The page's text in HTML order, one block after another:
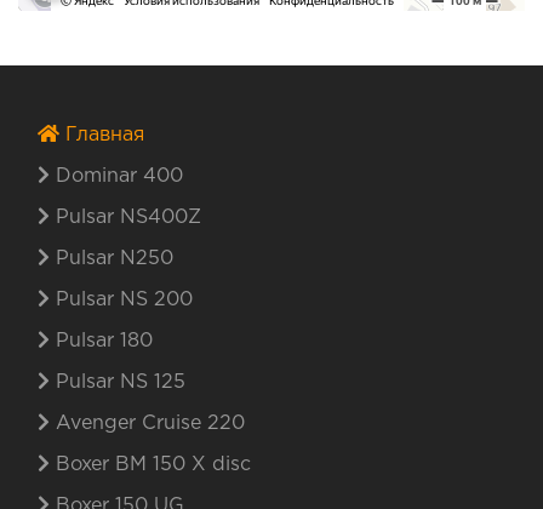
Главная
Dominar 400
Pulsar NS400Z
Pulsar N250
Pulsar NS 200
Pulsar 180
Pulsar NS 125
Avenger Cruise 220
Boxer BM 150 X disc